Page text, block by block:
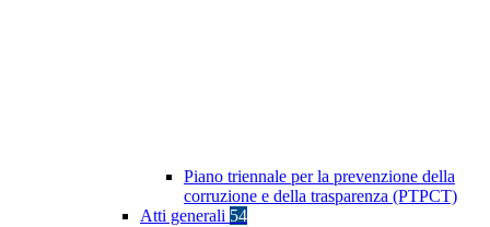
Piano triennale per la prevenzione della
corruzione e della trasparenza (PTPCT)
Atti generali 54